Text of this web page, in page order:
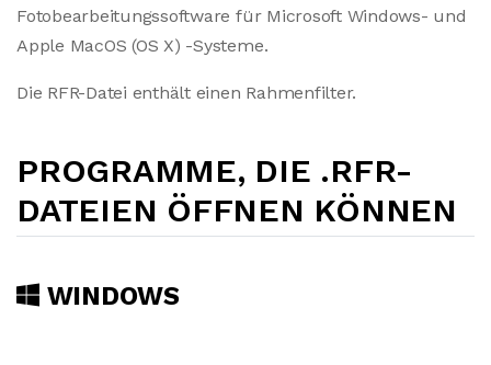
Fotobearbeitungssoftware für Microsoft Windows- und
Apple MacOS (OS X) -Systeme.
Die RFR-Datei enthält einen Rahmenfilter.
PROGRAMME, DIE .RFR-
DATEIEN ÖFFNEN KÖNNEN
WINDOWS